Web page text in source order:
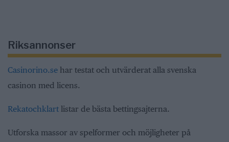
Riksannonser
Casinorino.se har testat och utvärderat alla svenska
casinon med licens.
Rekatochklart listar de bästa bettingsajterna.
Utforska massor av spelformer och möjligheter på